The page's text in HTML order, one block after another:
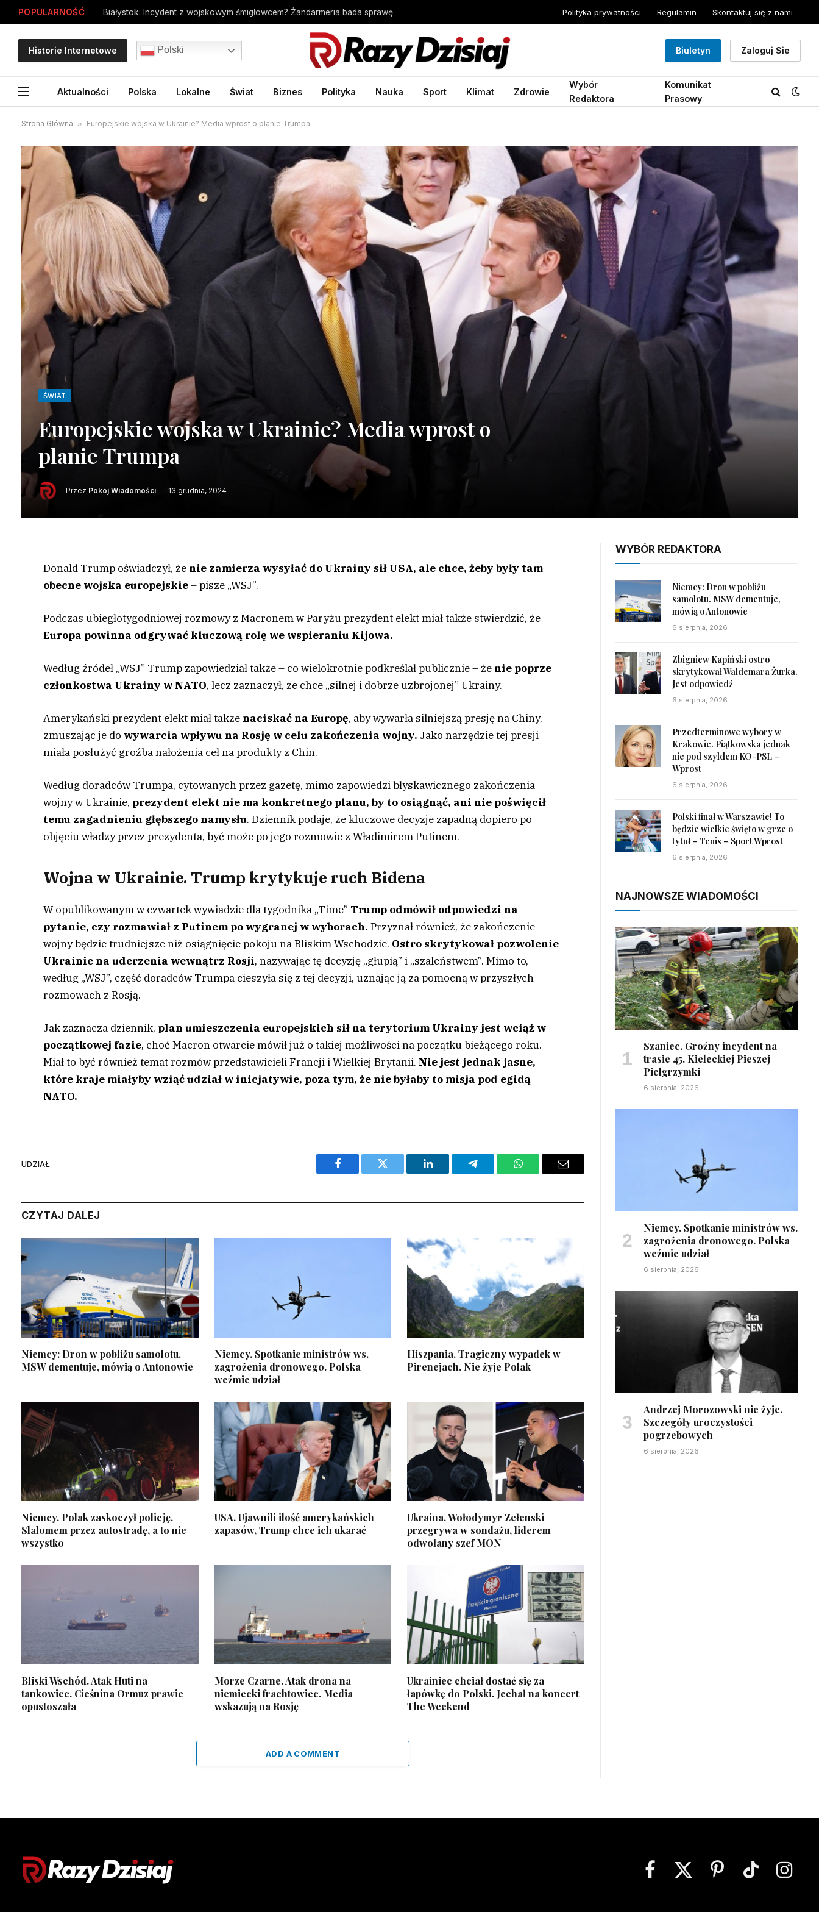
POPULARNOŚĆ Białystok: Incydent z wojskowym śmigłowcem? Żandarmeria bada sprawę Polityka prywatności Regulamin Skontaktuj się z nami
Historie Internetowe Polski Biuletyn Zaloguj Sie
Aktualności Polska Lokalne Świat Biznes Polityka Nauka Sport Klimat Zdrowie
Wybór
Redaktora
Komunikat
Prasowy
Strona Główna » Europejskie wojska w Ukrainie? Media wprost o planie Trumpa
ŚWIAT
Europejskie wojska w Ukrainie? Media wprost o
planie Trumpa
Przez Pokój Wiadomości 13 grudnia, 2024
Donald Trump oświadczył, że nie zamierza wysyłać do Ukrainy sił USA, ale chce, żeby były tam
obecne wojska europejskie– pisze „WSJ”.
Podczas ubiegłotygodniowej rozmowy z Macronem w Paryżu prezydent elekt miał także stwierdzić, że
Europa powinna odgrywać kluczową rolę we wspieraniu Kijowa.
Według źródeł „WSJ” Trump zapowiedział także – co wielokrotnie podkreślał publicznie – że nie poprze
członkostwa Ukrainy w NATO, lecz zaznaczył, że chce „silnej i dobrze uzbrojonej” Ukrainy.
Amerykański prezydent elekt miał także naciskać na Europę, aby wywarła silniejszą presję na Chiny,
zmuszając je do wywarcia wpływu na Rosję w celu zakończenia wojny. Jako narzędzie tej presji
miała posłużyć groźba nałożenia ceł na produkty z Chin.
Według doradców Trumpa, cytowanych przez gazetę, mimo zapowiedzi błyskawicznego zakończenia
wojny w Ukrainie, prezydent elekt nie ma konkretnego planu, by to osiągnąć, ani nie poświęcił
temu zagadnieniu głębszego namysłu. Dziennik podaje, że kluczowe decyzje zapadną dopiero po
objęciu władzy przez prezydenta, być może po jego rozmowie z Władimirem Putinem.
Wojna w Ukrainie. Trump krytykuje ruch Bidena
W opublikowanym w czwartek wywiadzie dla tygodnika „Time” Trump odmówił odpowiedzi na
pytanie, czy rozmawiał z Putinem po wygranej w wyborach. Przyznał również, że zakończenie
wojny będzie trudniejsze niż osiągnięcie pokoju na Bliskim Wschodzie. Ostro skrytykował pozwolenie
Ukrainie na uderzenia wewnątrz Rosji, nazywając tę decyzję „głupią” i „szaleństwem”. Mimo to,
według „WSJ”, część doradców Trumpa cieszyła się z tej decyzji, uznając ją za pomocną w przyszłych
rozmowach z Rosją.
Jak zaznacza dziennik, plan umieszczenia europejskich sił na terytorium Ukrainy jest wciąż w
początkowej fazie, choć Macron otwarcie mówił już o takiej możliwości na początku bieżącego roku.
Miał to być również temat rozmów przedstawicieli Francji i Wielkiej Brytanii. Nie jest jednak jasne,
które kraje miałyby wziąć udział w inicjatywie, poza tym, że nie byłaby to misja pod egidą
NATO.
UDZIAŁ
Facebook Twitter LinkedIn Telegram WhatsAppEmail
CZYTAJ DALEJ
Niemcy: Dron w pobliżu samolotu.
MSW dementuje, mówią o Antonowie
Niemcy. Spotkanie ministrów ws.
zagrożenia dronowego. Polska
weźmie udział
Hiszpania. Tragiczny wypadek w
Pirenejach. Nie żyje Polak
Niemcy. Polak zaskoczył policję.
Slalomem przez autostradę, a to nie
wszystko
USA. Ujawnili ilość amerykańskich
zapasów, Trump chce ich ukarać
Ukraina. Wołodymyr Zełenski
przegrywa w sondażu, liderem
odwołany szef MON
Bliski Wschód. Atak Huti na
tankowiec. Cieśnina Ormuz prawie
opustoszała
Morze Czarne. Atak drona na
niemiecki frachtowiec. Media
wskazują na Rosję
Ukrainiec chciał dostać się za
łapówkę do Polski. Jechał na koncert
The Weekend
ADD A COMMENT
WYBÓR REDAKTORA
Niemcy: Dron w pobliżu
samolotu. MSW dementuje,
mówią o Antonowie
6 sierpnia, 2026
Zbigniew Kapiński ostro
skrytykował Waldemara Żurka.
Jest odpowiedź
6 sierpnia, 2026
Przedterminowe wybory w
Krakowie. Piątkowska jednak
nie pod szyldem KO-PSL –
Wprost
6 sierpnia, 2026
Polski finał w Warszawie! To
będzie wielkie święto w grze o
tytuł – Tenis – Sport Wprost
6 sierpnia, 2026
NAJNOWSZE WIADOMOŚCI
Szaniec. Groźny incydent na
trasie 45. Kieleckiej Pieszej
Pielgrzymki
6 sierpnia, 2026
Niemcy. Spotkanie ministrów ws.
zagrożenia dronowego. Polska
weźmie udział
6 sierpnia, 2026
Andrzej Morozowski nie żyje.
Szczegóły uroczystości
pogrzebowych
6 sierpnia, 2026
Facebook
X
PinterestTikTok